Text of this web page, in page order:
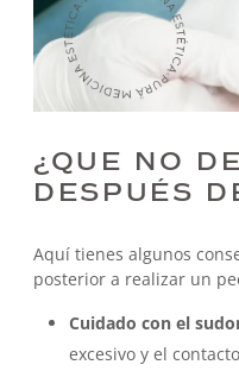
¿QUE NO
DESPUÉS
Aquí tienes algunos
posterior a realizar un
Cuidado con el
excesivo y el